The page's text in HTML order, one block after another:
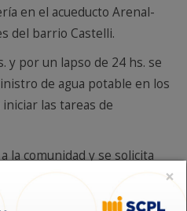
en el acueducto Arenal-
del barrio Castelli.
y por un lapso de 24 hs. se
de agua potable en los
las tareas de
la comunidad y se solicita
×